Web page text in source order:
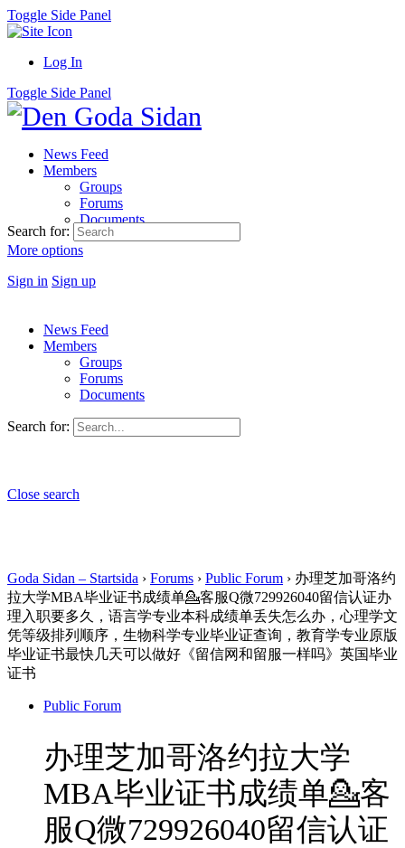
Toggle Side Panel
Log In
Toggle Side Panel
News Feed
Members
Groups
Forums
Documents
More options
Sign in Sign up
Search for:
News Feed
Members
Groups
Forums
Documents
Search for:
Close search
Goda Sidan – Startsida › Forums › Public Forum › 办理芝加哥洛约
拉大学MBA毕业证书成绩单💁客服Q微729926040留信认证办
理入职要多久，语言学专业本科成绩单丢失怎么办，心理学文
凭等级排列顺序，生物科学专业毕业证查询，教育学专业原版
毕业证书最快几天可以做好《留信网和留服一样吗》英国毕业
证书
Public Forum
办理芝加哥洛约拉大学
MBA毕业证书成绩单💁客
服Q微729926040留信认证